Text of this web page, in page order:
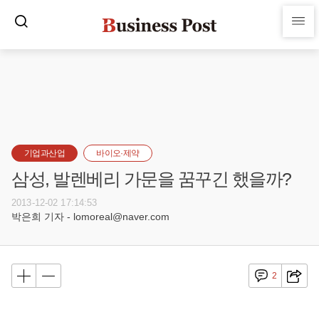
기업과산업 바이오·제약
삼성, 발렌베리 가문을 꿈꾸긴 했을까?
2013-12-02 17:14:53
박은희 기자 - lomoreal@naver.com
2